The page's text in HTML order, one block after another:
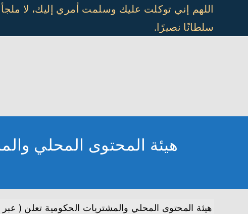
content
اللهم إني توكلت عليك وسلمت أمري إليك، لا
سلطانًا نصيرًا.
هيئة المحتوى المحلي
هيئة المحتوى المحلي والمشتريات الحكومية تعلن (